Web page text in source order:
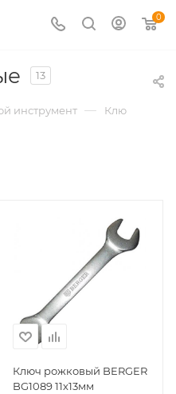
0
13
инструмент — Ключи
Ключ рожковый BERGER
BG1089 11х13мм